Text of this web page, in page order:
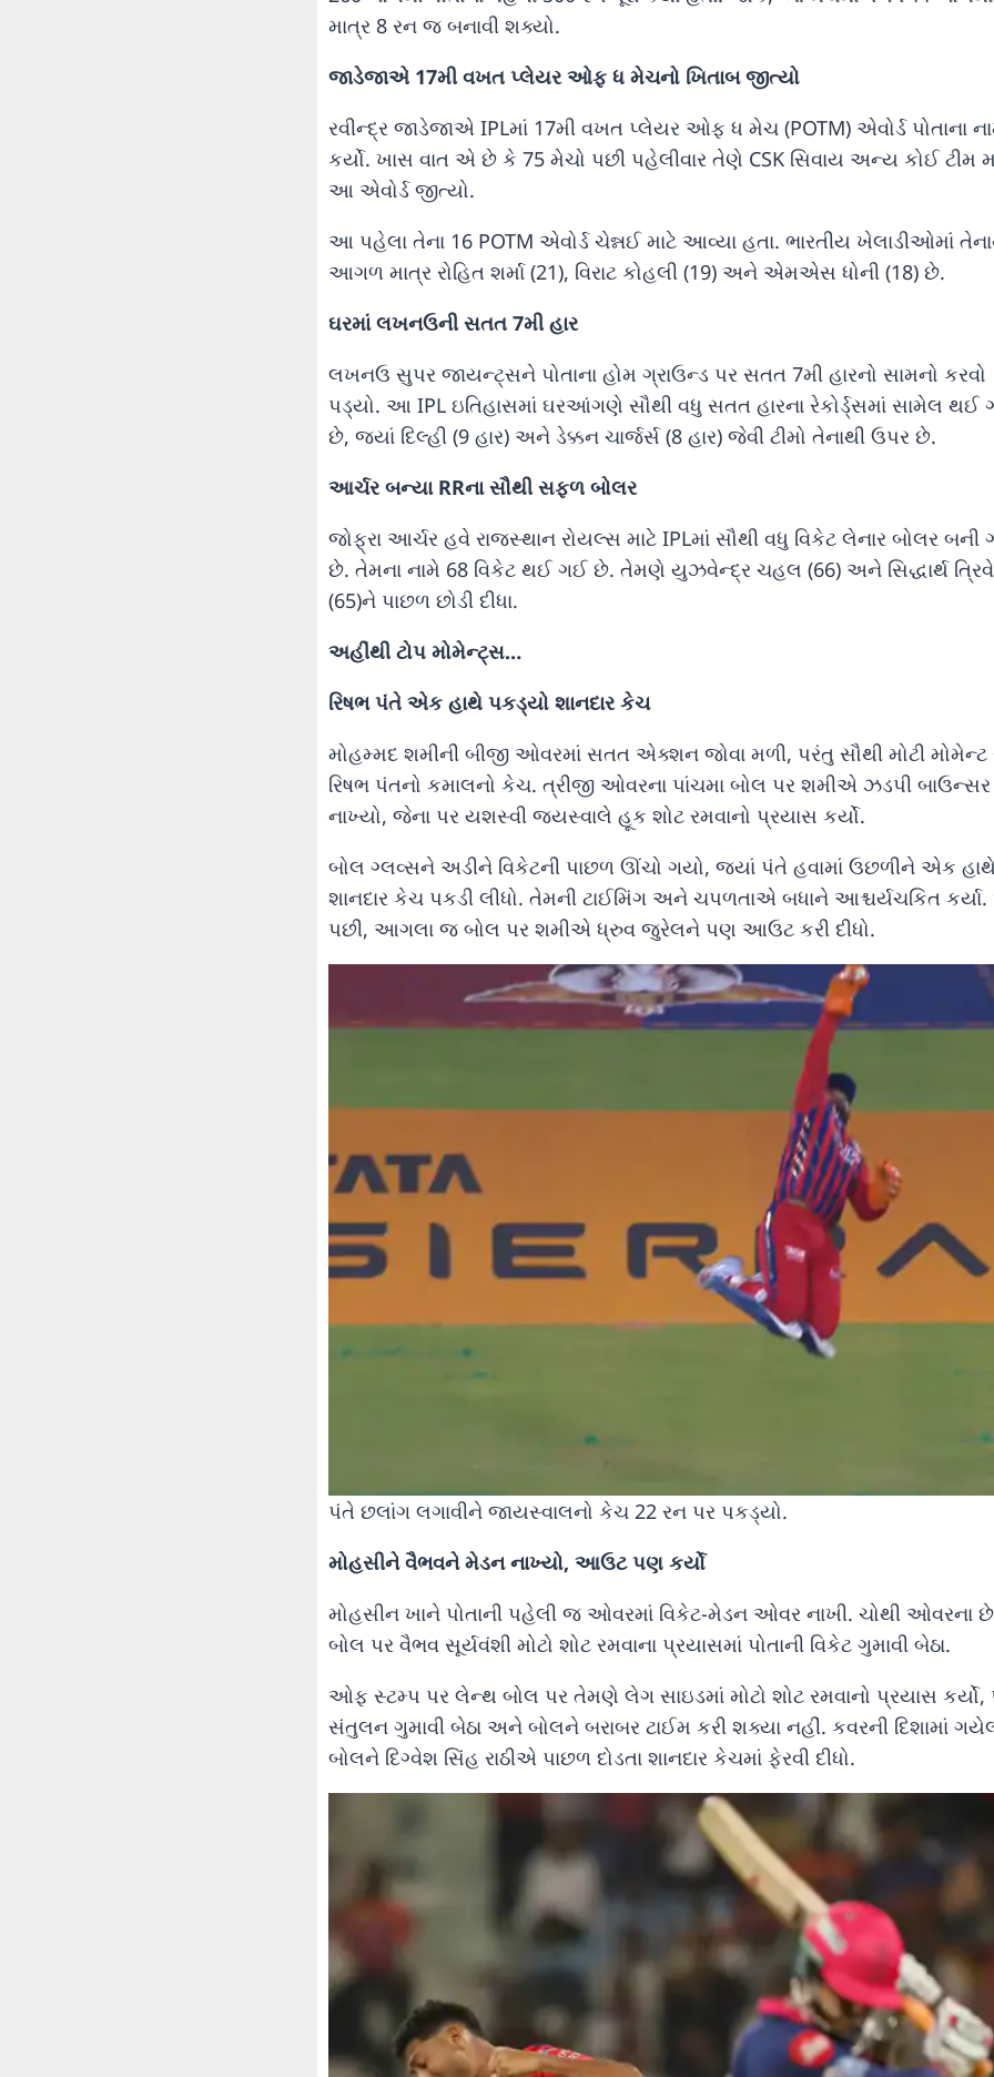
માત્ર 8 રન જ બનાવી શક્યો.
જાડેજાએ 17મી વખત પ્લેયર ઓફ ધ મેચનો ખિતાબ જીત્યો
રવીન્દ્ર જાડેજાએ IPLમાં 17મી વખત પ્લેયર ઓફ ધ મેચ (POTM) એવોર્ડ પોતાના
કર્યો. ખાસ વાત એ છે કે 75 મેચો પછી પહેલીવાર તેણે CSK સિવાય અન્ય કોઈ ટીમ
આ એવોર્ડ જીત્યો.
આ પહેલા તેના 16 POTM એવોર્ડ ચેન્નઈ માટે આવ્યા હતા. ભારતીય ખેલાડીઓમાં
આગળ માત્ર રોહિત શર્મા (21), વિરાટ કોહલી (19) અને એમએસ ધોની (18) છે.
ઘરમાં લખનઉની સતત 7મી હાર
લખનઉ સુપર જાયન્ટ્સને પોતાના હોમ ગ્રાઉન્ડ પર સતત 7મી હારનો સામનો કરવો
પડ્યો. આ IPL ઇતિહાસમાં ઘરઆંગણે સૌથી વધુ સતત હારના રેકોર્ડ્સમાં સામેલ થઈ
છે, જ્યાં દિલ્હી (9 હાર) અને ડેક્કન ચાર્જર્સ (8 હાર) જેવી ટીમો તેનાથી ઉપર છે.
આર્ચર બન્યા RRના સૌથી સફળ બોલર
જોફ્રા આર્ચર હવે રાજસ્થાન રોયલ્સ માટે IPLમાં સૌથી વધુ વિકેટ લેનાર બોલર બની
છે. તેમના નામે 68 વિકેટ થઈ ગઈ છે. તેમણે યુઝવેન્દ્ર ચહલ (66) અને સિદ્ધાર્થ
(65)ને પાછળ છોડી દીધા.
અહીંથી ટોપ મોમેન્ટ્સ…
રિષભ પંતે એક હાથે પકડ્યો શાનદાર કેચ
મોહમ્મદ શમીની બીજી ઓવરમાં સતત એક્શન જોવા મળી, પરંતુ સૌથી મોટી મોમેન્ટ
રિષભ પંતનો કમાલનો કેચ. ત્રીજી ઓવરના પાંચમા બોલ પર શમીએ ઝડપી બાઉન્સર
નાખ્યો, જેના પર યશસ્વી જયસ્વાલે હૂક શોટ રમવાનો પ્રયાસ કર્યો.
બોલ ગ્લવ્સને અડીને વિકેટની પાછળ ઊંચો ગયો, જ્યાં પંતે હવામાં ઉછળીને એક હાથે
શાનદાર કેચ પકડી લીધો. તેમની ટાઈમિંગ અને ચપળતાએ બધાને આશ્ચર્યચકિત
પછી, આગલા જ બોલ પર શમીએ ધ્રુવ જુરેલને પણ આઉટ કરી દીધો.
પંતે છલાંગ લગાવીને જાયસ્વાલનો કેચ 22 રન પર પકડ્યો.
મોહસીને વૈભવને મેડન નાખ્યો, આઉટ પણ કર્યો
મોહસીન ખાને પોતાની પહેલી જ ઓવરમાં વિકેટ-મેડન ઓવર નાખી. ચોથી ઓવરના
બોલ પર વૈભવ સૂર્યવંશી મોટો શોટ રમવાના પ્રયાસમાં પોતાની વિકેટ ગુમાવી બેઠા.
ઓફ સ્ટમ્પ પર લેન્થ બોલ પર તેમણે લેગ સાઇડમાં મોટો શોટ રમવાનો પ્રયાસ કર્યો,
સંતુલન ગુમાવી બેઠા અને બોલને બરાબર ટાઈમ કરી શક્યા નહીં. કવરની દિશામાં
બોલને દિગ્વેશ સિંહ રાઠીએ પાછળ દોડતા શાનદાર કેચમાં ફેરવી દીધો.